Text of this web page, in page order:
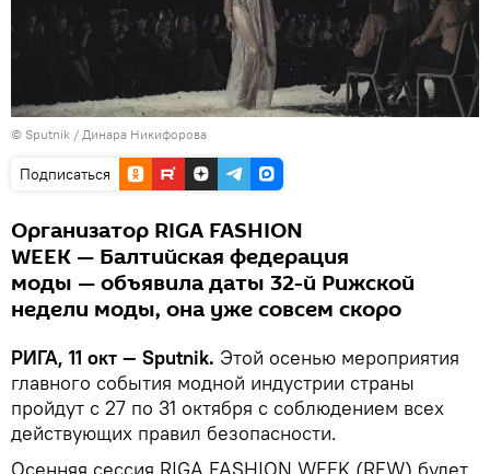
© Sputnik / Динара Никифорова
Подписаться
Организатор RIGA FASHION
WEEK — Балтийская федерация
моды — объявила даты 32-й Рижской
недели моды, она уже совсем скоро
РИГА, 11 окт — Sputnik. Этой осенью мероприятия
главного события модной индустрии страны
пройдут с 27 по 31 октября с соблюдением всех
действующих правил безопасности.